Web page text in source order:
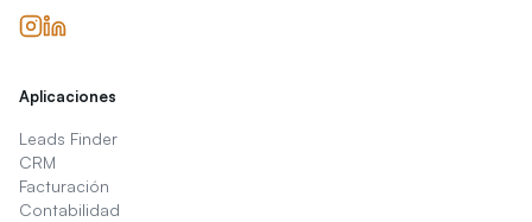
Aplicaciones
Leads Finder
CRM
Facturación
Contabilidad